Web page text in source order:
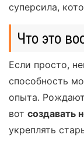
суперсила,
Что это
Если просто,
способность
опыта.
вот создавать
укреплять